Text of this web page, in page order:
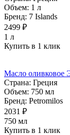
Объем: 1 л
Бренд: 7 Islands
2499 ₽
1 л
Купить в 1 клик
Масло оливковое
Страна: Греция
Объем: 750 мл
Бренд: Petromilos
2031 ₽
750 мл
Купить в 1 клик